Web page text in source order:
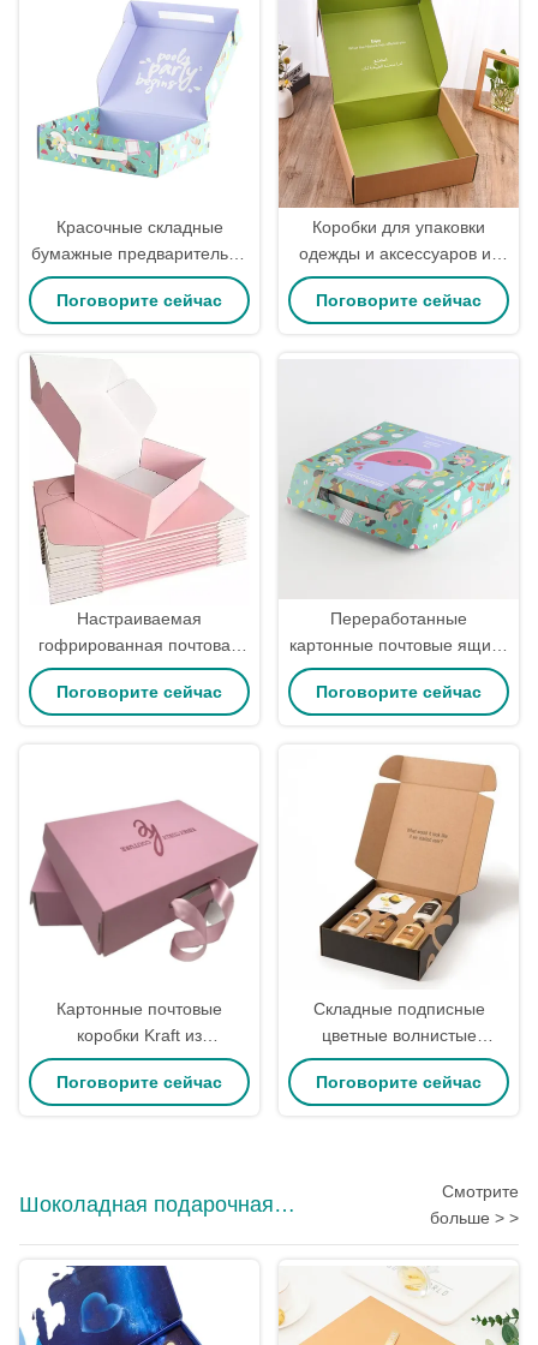
Красочные складные
бумажные предварительно
напечатанные почтовые
коробки Картонные
Поговорите сейчас
Коробки для упаковки
одежды и аксессуаров из
экологичного картона
Поговорите сейчас
Настраиваемая
гофрированная почтовая
коробка для подарков из
картонного линера
Поговорите сейчас
Переработанные
картонные почтовые ящики
портфель с ручкой ленты
экологически чистые
Поговорите сейчас
Картонные почтовые
коробки Kraft из
переработанного картона с
индивидуальной печатью
Поговорите сейчас
Складные подписные
цветные волнистые
почтовые ящики для
макияжа 6x4x3
Поговорите сейчас
Шоколадная подарочная
коробка
Смотрите
больше > >